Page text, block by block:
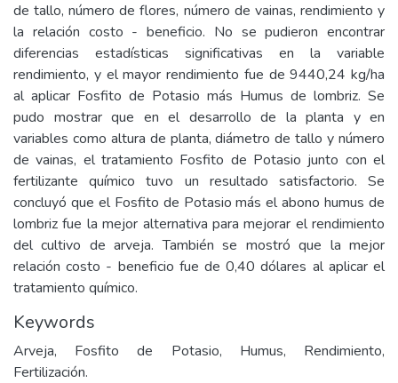
de tallo, número de flores, número de vainas, rendimiento y
la relación costo - beneficio. No se pudieron encontrar
diferencias estadísticas significativas en la variable
rendimiento, y el mayor rendimiento fue de 9440,24 kg/ha
al aplicar Fosfito de Potasio más Humus de lombriz. Se
pudo mostrar que en el desarrollo de la planta y en
variables como altura de planta, diámetro de tallo y número
de vainas, el tratamiento Fosfito de Potasio junto con el
fertilizante químico tuvo un resultado satisfactorio. Se
concluyó que el Fosfito de Potasio más el abono humus de
lombriz fue la mejor alternativa para mejorar el rendimiento
del cultivo de arveja. También se mostró que la mejor
relación costo - beneficio fue de 0,40 dólares al aplicar el
tratamiento químico.
Keywords
Arveja, Fosfito de Potasio, Humus, Rendimiento,
Fertilización.